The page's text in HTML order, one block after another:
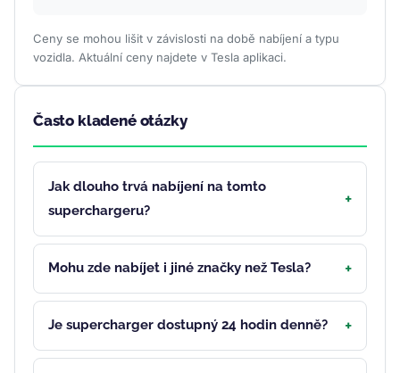
Ceny se mohou lišit v závislosti na době nabíjení a typu
vozidla. Aktuální ceny najdete v Tesla aplikaci.
Často kladené otázky
Jak dlouho trvá nabíjení na tomto
superchargeru?
Mohu zde nabíjet i jiné značky než Tesla?
Je supercharger dostupný 24 hodin denně?